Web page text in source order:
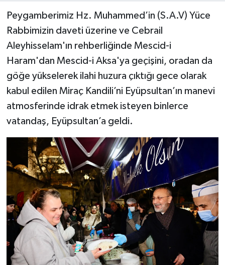
Peygamberimiz Hz. Muhammed’in (S.A.V) Yüce
Rabbimizin daveti üzerine ve Cebrail
Aleyhisselam'ın rehberliğinde Mescid-i
Haram'dan Mescid-i Aksa'ya geçişini, oradan da
göğe yükselerek ilahi huzura çıktığı gece olarak
kabul edilen Miraç Kandili’ni Eyüpsultan’ın manevi
atmosferinde idrak etmek isteyen binlerce
vatandaş, Eyüpsultan’a geldi.
YAŞAM